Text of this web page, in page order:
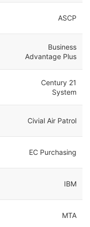
ASCP
Business
Advantage Plus
Century 21
System
Civial Air Patrol
EC Purchasing
IBM
MTA